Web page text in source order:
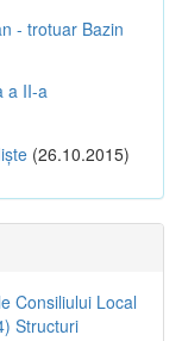
- trotuar Bazin
a II-a
(26.10.2015)
Consiliului Local
Structuri